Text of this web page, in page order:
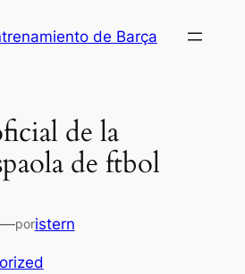
de Barça
de la
de ftbol
—poristern